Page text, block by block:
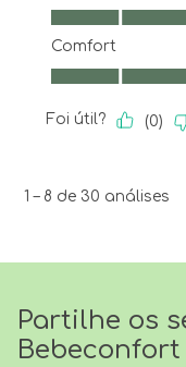
Partilhe os
Bebeconfort
Fácil de usar, 5.0
Comfort
Comfort, 3.0 em 5
Foi útil? (0)
1 – 8 de 30 análises